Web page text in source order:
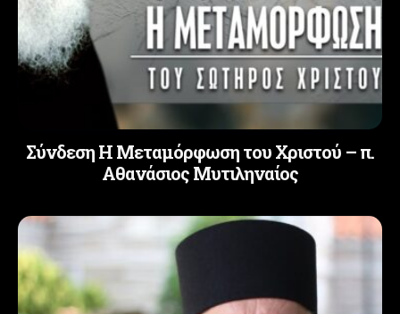
Σύνδεση Η Μεταμόρφωση του Χριστού – π.
Αθανάσιος Μυτιληναίος